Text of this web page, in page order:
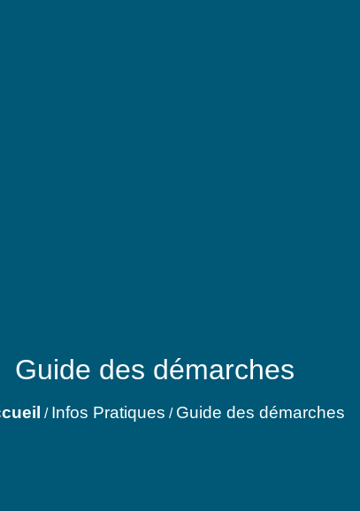
Guide des démarches
/ Infos Pratiques / Guide des démarches